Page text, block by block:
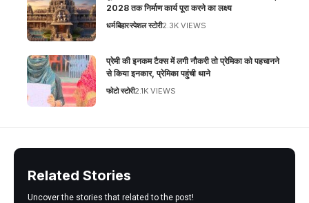
2028 तक निर्माण कार्य पूरा करने का लक्ष्य
धर्मबिहारस्पेशल स्टोरी2.3K VIEWS
प्रेमी की इनकम टैक्स में लगी नौकरी तो प्रेमिका को पहचानने
से किया इनकार, प्रेमिका पहुंची थाने
फोटो स्टोरी2.1K VIEWS
Related Stories
Uncover the stories that related to the post!